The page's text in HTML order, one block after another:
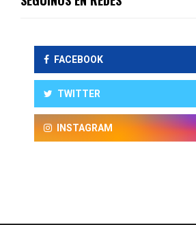
FACEBOOK
TWITTER
INSTAGRAM